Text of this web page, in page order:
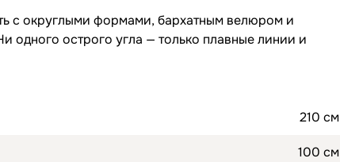
с округлыми формами, бархатным велюром и
одного острого угла — только плавные линии и
210 см
100 см